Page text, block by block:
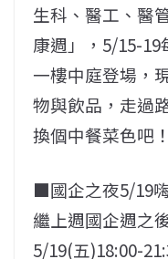
生科、醫工、醫
康週」，5/15-19
一樓中庭登場，
物與飲品，走過
換個中餐菜色吧
■國企之夜5/19
繼上週國企週之
5/19(五)18:00-